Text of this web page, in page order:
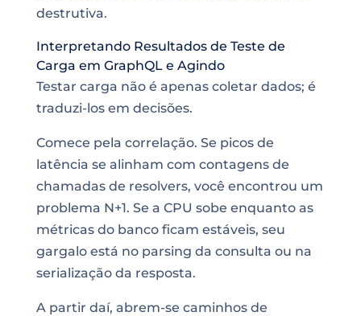
destrutiva.
Interpretando Resultados de Teste de
Carga em GraphQL e Agindo
Testar carga não é apenas coletar dados; é
traduzi-los em decisões.
Comece pela correlação. Se picos de
latência se alinham com contagens de
chamadas de resolvers, você encontrou um
problema N+1. Se a CPU sobe enquanto as
métricas do banco ficam estáveis, seu
gargalo está no parsing da consulta ou na
serialização da resposta.
A partir daí, abrem-se caminhos de